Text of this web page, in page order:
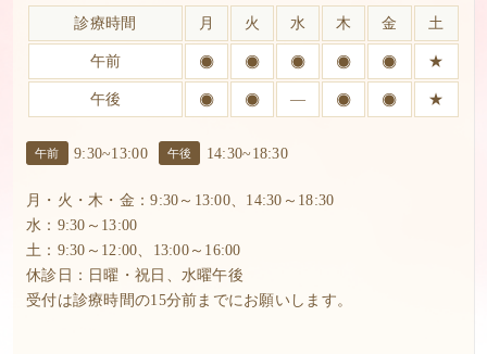
診療時間 月 火 水 木 金 土
午前 ★
午後 ― ★
午前 9:30~13:00 午後 14:30~18:30
月・火・木・金：9:30～13:00、14:30～18:30
水：9:30～13:00
土：9:30～12:00、13:00～16:00
休診日：日曜・祝日、水曜午後
受付は診療時間の15分前までにお願いします。